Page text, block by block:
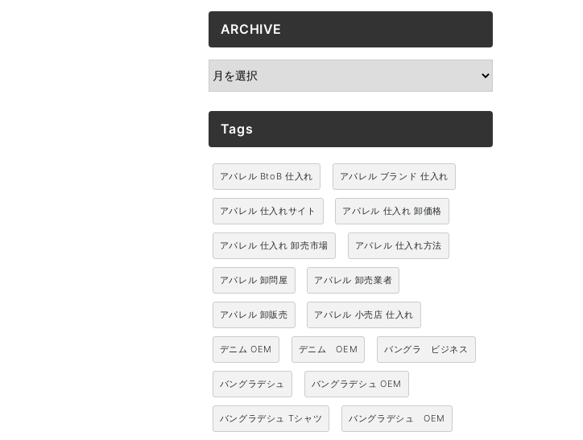
ARCHIVE
ARCHIVE
Tags
アパレル BtoB 仕入れ アパレル ブランド 仕入れ
アパレル 仕入れサイト アパレル 仕入れ 卸価格
アパレル 仕入れ 卸売市場 アパレル 仕入れ方法
アパレル 卸問屋 アパレル 卸売業者
アパレル 卸販売 アパレル 小売店 仕入れ
デニム OEM デニム OEM バングラ ビジネス
バングラデシュ バングラデシュ OEM
バングラデシュ Tシャツ バングラデシュ OEM